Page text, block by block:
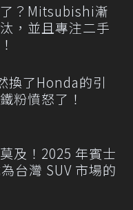
？Mitsubishi漸
，並且專注二手
換了Honda的引
粉憤怒了！
及！2025 年賓士
台灣 SUV 市場的